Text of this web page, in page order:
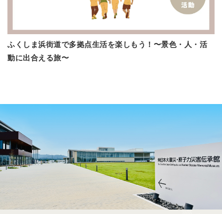
ふくしま浜街道で多拠点生活を楽しもう！〜景色・人・活
動に出合える旅〜